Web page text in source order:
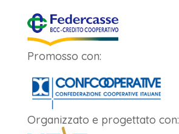
Promosso con:
Organizzato e progettato con: